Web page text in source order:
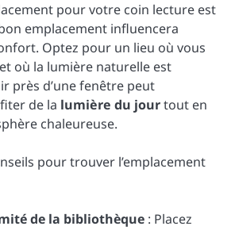
pour votre coin lecture est
emplacement influencera
Optez pour un lieu où vous
où la lumière naturelle est
près d’une fenêtre peut
de la lumière du jourtout en
chaleureuse.
pour trouver l’emplacement
de la bibliothèque : Placez